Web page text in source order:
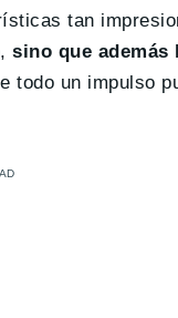
tan
sino que
todo un impulso